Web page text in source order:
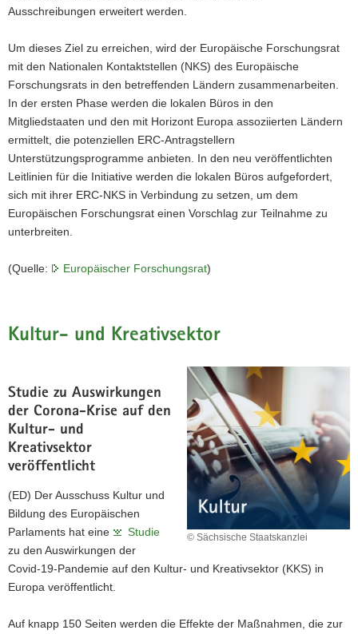
Ausschreibungen erweitert werden.
Um dieses Ziel zu erreichen, wird der Europäische Forschungsrat
mit den Nationalen Kontaktstellen (NKS) des Europäische
Forschungsrats in den betreffenden Ländern zusammenarbeiten.
In der ersten Phase werden die lokalen Büros in den
Mitgliedstaaten und den mit Horizont Europa assoziierten Ländern
ermittelt, die potenziellen ERC-Antragstellern
Unterstützungsprogramme anbieten. In den neu veröffentlichten
Leitlinien für die Initiative werden die lokalen Büros aufgefordert,
sich mit ihrer ERC-NKS in Verbindung zu setzen, um dem
Europäischen Forschungsrat einen Vorschlag zur Teilnahme zu
unterbreiten.
(Quelle: Europäischer Forschungsrat)
Kultur- und Kreativsektor
© Sächsische Staatskanzlei
Studie zu Auswirkungen
der Corona-Krise auf den
Kultur- und
Kreativsektor
veröffentlicht
(ED) Der Ausschuss Kultur und
Bildung des Europäischen
Parlaments hat eine
Studie
zu den Auswirkungen der
Covid-19-Pandemie auf den Kultur- und Kreativsektor (KKS) in
Europa veröffentlicht.
Auf knapp 150 Seiten werden die Effekte der Maßnahmen, die zur